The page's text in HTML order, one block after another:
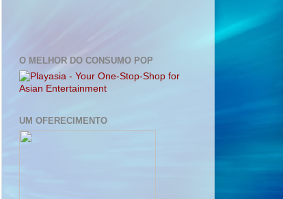
O MELHOR DO CONSUMO POP
UM OFERECIMENTO